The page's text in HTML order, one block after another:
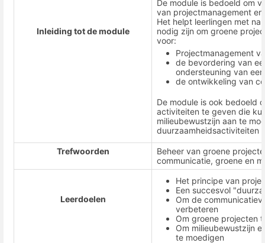
Inleiding tot de module
De module is bedoeld om
van projectmanagement
Het helpt leerlingen met
nodig zijn om groene
voor:
Projectmanagement
de bevordering van
ondersteuning van
de ontwikkeling van
De module is ook bedoeld
activiteiten te geven die
milieubewustzijn aan te
duurzaamheidsactiviteiten
Trefwoorden
Beheer van groene
communicatie, groene en
Leerdoelen
Het principe van
Een succesvol
Om de
verbeteren
Om groene projecten
Om milieubewustzijn
te moedigen